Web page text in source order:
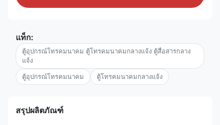
แท็ก:
ตู้อุปกรณ์โทรคมนาคม ตู้โทรคมนาคมกลางแจ้ง ตู้สื่อสารกลาง
แจ้ง
ตู้อุปกรณ์โทรคมนาคม ตู้โทรคมนาคมกลางแจ้ง
สรุปผลิตภัณฑ์